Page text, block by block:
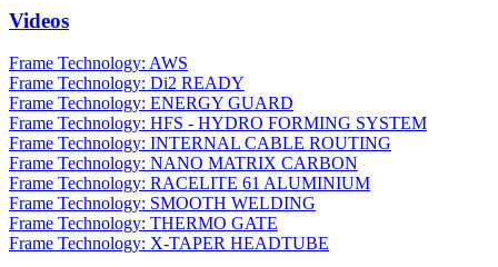
Videos
Frame Technology: AWS
Frame Technology: Di2 READY
Frame Technology: ENERGY GUARD
Frame Technology: HFS - HYDRO FORMING SYSTEM
Frame Technology: INTERNAL CABLE ROUTING
Frame Technology: NANO MATRIX CARBON
Frame Technology: RACELITE 61 ALUMINIUM
Frame Technology: SMOOTH WELDING
Frame Technology: THERMO GATE
Frame Technology: X-TAPER HEADTUBE